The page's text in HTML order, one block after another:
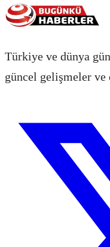
Türkiye ve dünya
güncel gelişmeler ve